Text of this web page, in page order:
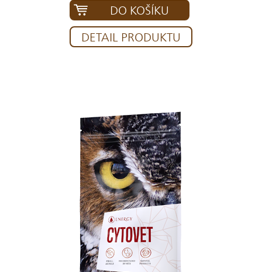
DO KOŠÍKU
DETAIL PRODUKTU